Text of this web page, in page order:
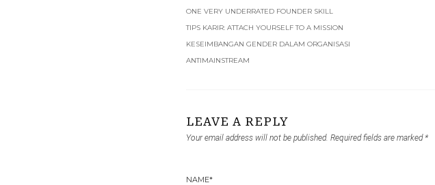
ONE VERY UNDERRATED FOUNDER SKILL
TIPS KARIR: ATTACH YOURSELF TO A MISSION
KESEIMBANGAN GENDER DALAM ORGANISASI
ANTIMAINSTREAM
LEAVE A REPLY
Your email address will not be published. Required fields are marked *
NAME*